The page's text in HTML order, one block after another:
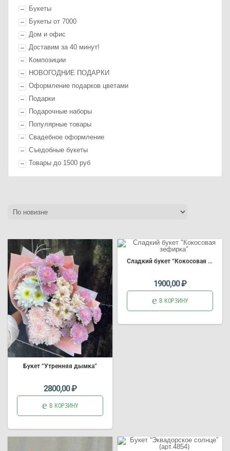
Букеты
Букеты от 7000
Дом и офис
Доставим за 40 минут!
Композиции
НОВОГОДНИЕ ПОДАРКИ
Оформление подарков цветами
Подарки
Подарочные наборы
Популярные товары
Свадебное оформление
Съедобные букеты
Товары до 1500 руб
Букет “Утренняя дымка”
2800,00₽
В КОРЗИНУ
Сладкий букет “Кокосовая зефирка”
1900,00₽
В КОРЗИНУ